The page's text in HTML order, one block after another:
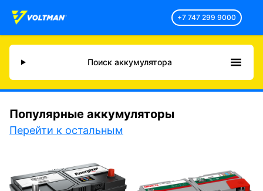
+7 747 299 9000
Поиск аккумулятора
Популярные аккумуляторы
Перейти к остальным